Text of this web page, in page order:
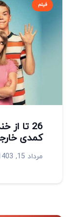
فیلم
26 تا
کمدی خارجی (2010
مرداد 15, 1403